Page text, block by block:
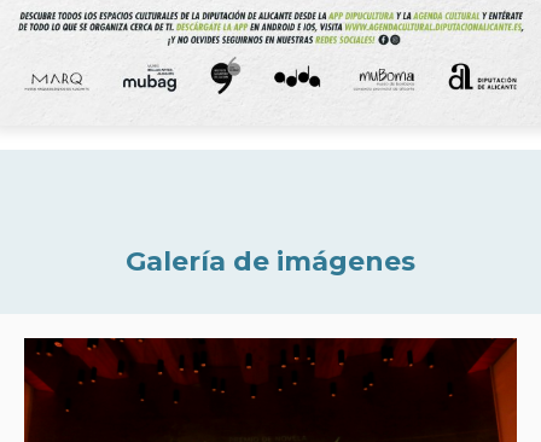
Galería de imágenes